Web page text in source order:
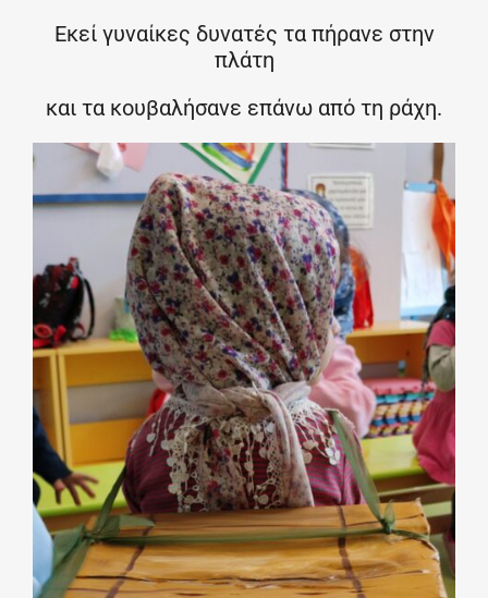
Εκεί γυναίκες δυνατές τα πήρανε στην
πλάτη
και τα κουβαλήσανε επάνω από τη ράχη.